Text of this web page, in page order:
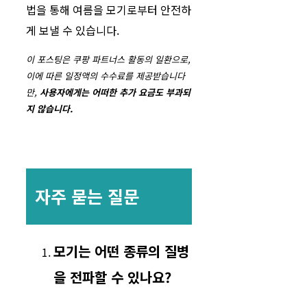
법을 통해 여름을 모기로부터 안전하
게 보낼 수 있습니다.
이 포스팅은 쿠팡 파트너스 활동의 일환으로,
이에 따른 일정액의 수수료를 제공받습니다
만, 사용자에게는 어떠한 추가 요금도 부과되
지 않습니다.
자주 묻는 질문
모기는 어떤 종류의 질병
을 전파할 수 있나요?